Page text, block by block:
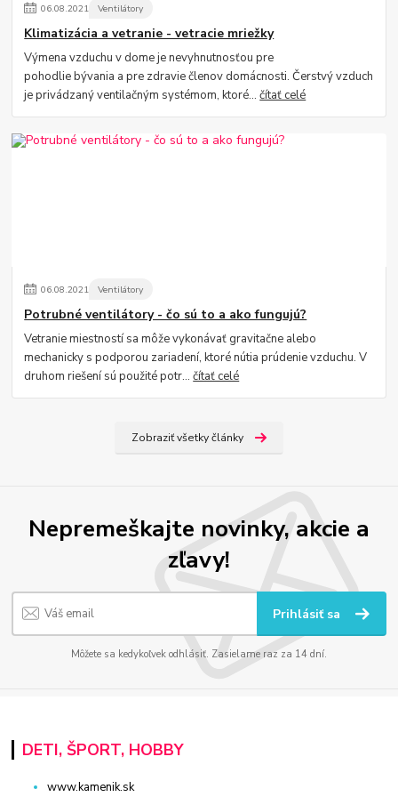
06.08.2021 Ventilátory
Klimatizácia a vetranie - vetracie mriežky
Výmena vzduchu v dome je nevyhnutnosťou pre
pohodlie bývania a pre zdravie členov domácnosti. Čerstvý vzduch
je privádzaný ventilačným systémom, ktoré...čítať celé
06.08.2021 Ventilátory
Potrubné ventilátory - čo sú to a ako fungujú?
Vetranie miestností sa môže vykonávať gravitačne alebo
mechanicky s podporou zariadení, ktoré nútia prúdenie vzduchu. V
druhom riešení sú použité potr...čítať celé
Zobraziť všetky články
Nepremeškajte novinky, akcie a
zľavy!
Prihlásiť sa
Môžete sa kedykoľvek odhlásiť. Zasielame raz za 14 dní.
DETI, ŠPORT, HOBBY
www.kamenik.sk